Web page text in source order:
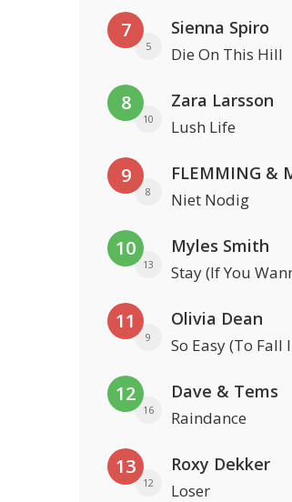
7
5
Sienna Spiro
Die On This Hill
8
10
Zara Larsson
Lush Life
9
8
FLEMMING &
Niet Nodig
10
13
Myles Smith
Stay (If You
11
9
Olivia Dean
So Easy (To Fall
12
16
Dave & Tems
Raindance
13
12
Roxy Dekker
Loser